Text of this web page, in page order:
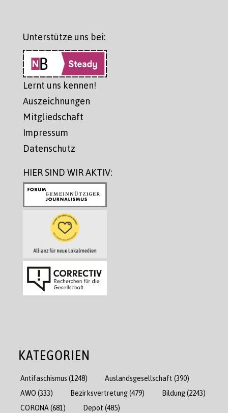
Unterstütze uns bei:
Lernt uns kennen!
Auszeichnungen
Mitgliedschaft
Impressum
Datenschutz
HIER SIND WIR AKTIV:
KATEGORIEN
Antifaschismus (1248) Auslandsgesellschaft (390)
AWO (333) Bezirksvertretung(479) Bildung(2243)
CORONA (681) Depot (485)